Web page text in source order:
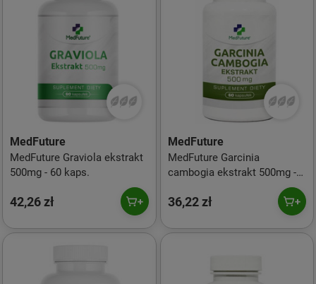
MedFuture
MedFuture Graviola ekstrakt
500mg - 60 kaps.
42,26 zł
MedFuture
MedFuture Garcinia
cambogia ekstrakt 500mg -
36,22 zł